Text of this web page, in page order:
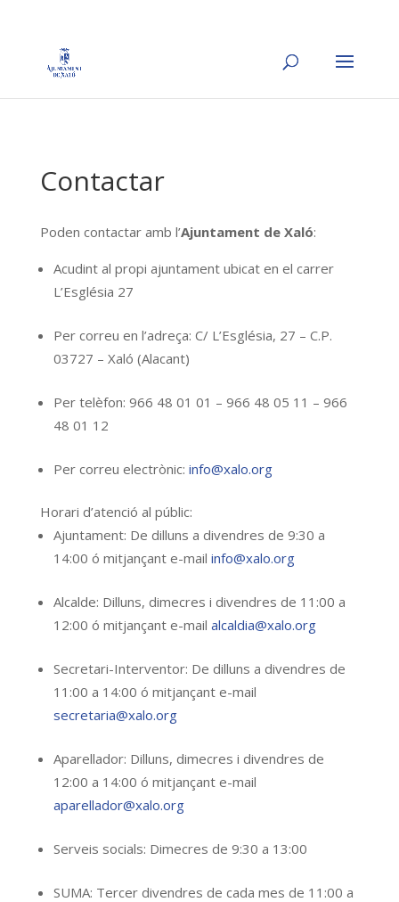
Contactar
Poden contactar amb l’Ajuntament de Xaló:
Acudint al propi ajuntament ubicat en el carrer
L’Església 27
Per correu en l’adreça: C/ L’Església, 27 – C.P.
03727 – Xaló (Alacant)
Per telèfon: 966 48 01 01 – 966 48 05 11 – 966
48 01 12
Per correu electrònic: info@xalo.org
Horari d’atenció al públic:
Ajuntament: De dilluns a divendres de 9:30 a
14:00 ó mitjançant e-mail info@xalo.org
Alcalde: Dilluns, dimecres i divendres de 11:00 a
12:00 ó mitjançant e-mail alcaldia@xalo.org
Secretari-Interventor: De dilluns a divendres de
11:00 a 14:00 ó mitjançant e-mail
secretaria@xalo.org
Aparellador: Dilluns, dimecres i divendres de
12:00 a 14:00 ó mitjançant e-mail
aparellador@xalo.org
Serveis socials: Dimecres de 9:30 a 13:00
SUMA: Tercer divendres de cada mes de 11:00 a